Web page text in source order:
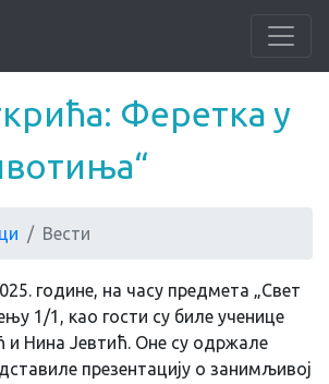
Феретка у
Вести
године, на часу предмета „Свет
1/1, као гости су биле ученице
и Нина Јевтић. Оне су одржале
презентацију о занимљивој